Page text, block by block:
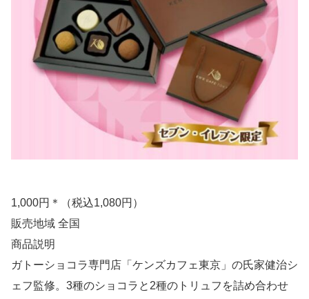
1,000円＊（税込1,080円）
販売地域 全国
商品説明
ガトーショコラ専門店「ケンズカフェ東京」の氏家健治シ
ェフ監修。3種のショコラと2種のトリュフを詰め合わせ